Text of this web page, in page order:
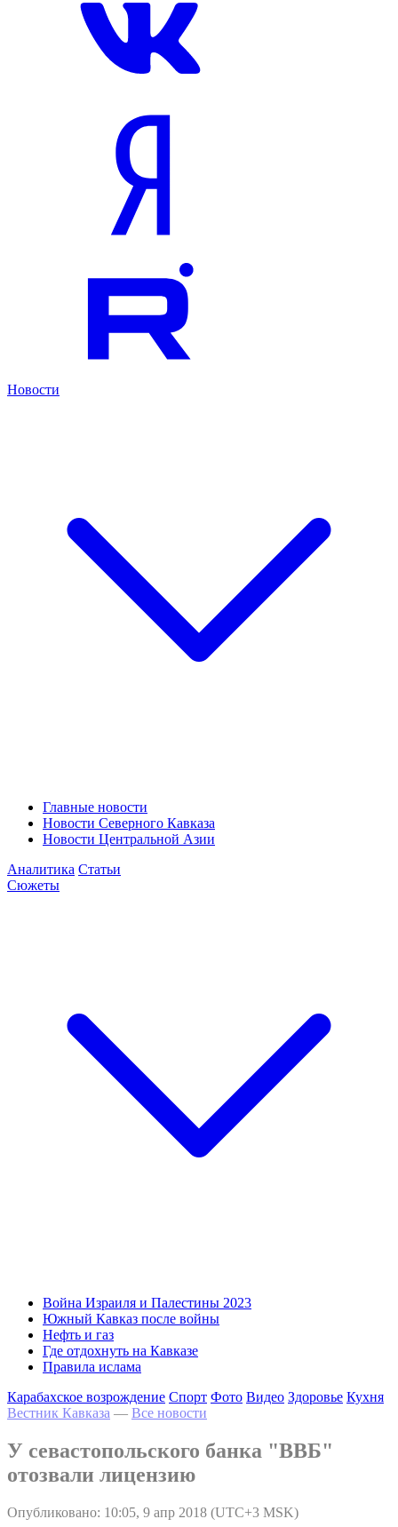
Новости
Главные новости
Новости Северного Кавказа
Новости Центральной Азии
Аналитика Статьи
Сюжеты
Война Израиля и Палестины 2023
Южный Кавказ после войны
Нефть и газ
Где отдохнуть на Кавказе
Правила ислама
Карабахское возрождение Спорт Фото Видео Здоровье Кухня
Вестник Кавказа — Все новости
У севастопольского банка "ВВБ"
отозвали лицензию
Опубликовано: 10:05, 9 апр 2018 (UTC+3 MSK)